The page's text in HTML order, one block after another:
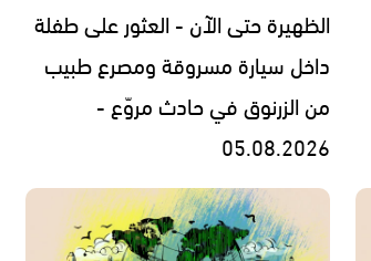
الظهيرة حتى الآن - العثور على طفلة
داخل سيارة مسروقة ومصرع طبيب
من الزرنوق في حادث مروّع -
05.08.2026